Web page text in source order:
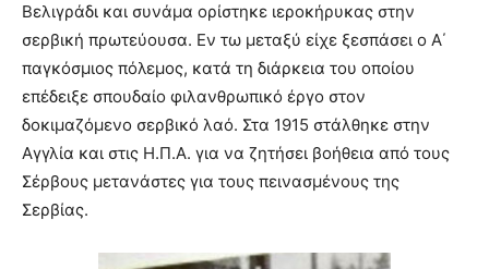
Βελιγράδι και συνάμα ορίστηκε ιεροκήρυκας στην
σερβική πρωτεύουσα. Εν τω μεταξύ είχε ξεσπάσει ο Α΄
παγκόσμιος πόλεμος, κατά τη διάρκεια του οποίου
επέδειξε σπουδαίο φιλανθρωπικό έργο στον
δοκιμαζόμενο σερβικό λαό. Στα 1915 στάλθηκε στην
Αγγλία και στις Η.Π.Α. για να ζητήσει βοήθεια από τους
Σέρβους μετανάστες για τους πεινασμένους της
Σερβίας.